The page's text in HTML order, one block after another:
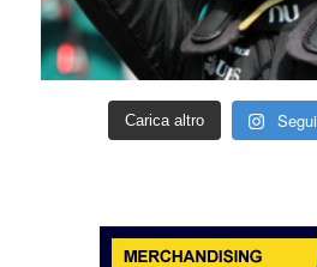
Carica altro